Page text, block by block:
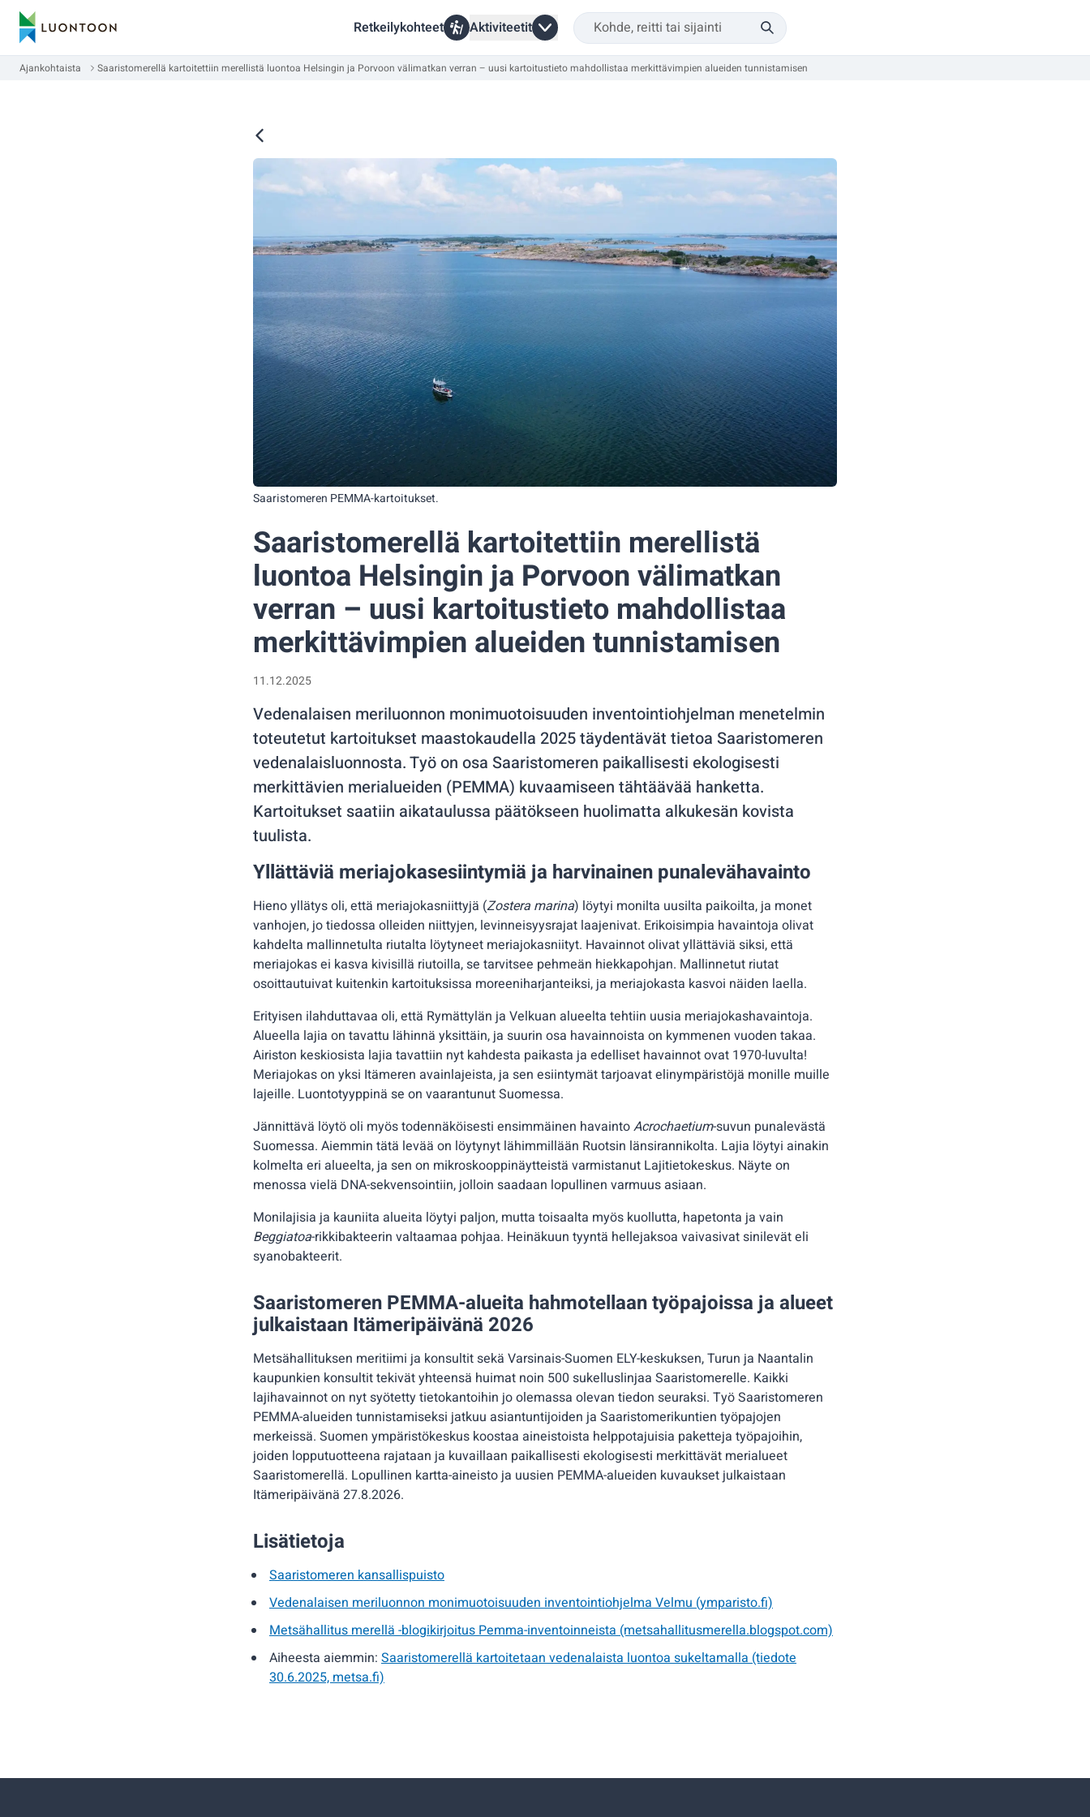
Retkeilykohteet Aktiviteetit
Ajankohtaista Saaristomerellä kartoitettiin merellistä luontoa Helsingin ja Porvoon välimatkan verran – uusi kartoitustieto mahdollistaa merkittävimpien alueiden tunnistamisen
Saaristomeren PEMMA-kartoitukset.
Saaristomerellä kartoitettiin merellistä
luontoa Helsingin ja Porvoon välimatkan
verran – uusi kartoitustieto mahdollistaa
merkittävimpien alueiden tunnistamisen
11.12.2025
Vedenalaisen meriluonnon monimuotoisuuden inventointiohjelman menetelmin
toteutetut kartoitukset maastokaudella 2025 täydentävät tietoa Saaristomeren
vedenalaisluonnosta. Työ on osa Saaristomeren paikallisesti ekologisesti
merkittävien merialueiden (PEMMA) kuvaamiseen tähtäävää hanketta.
Kartoitukset saatiin aikataulussa päätökseen huolimatta alkukesän kovista
tuulista.
Yllättäviä meriajokasesiintymiä ja harvinainen punalevähavainto
Hieno yllätys oli, että meriajokasniittyjä (Zostera marina) löytyi monilta uusilta paikoilta, ja monet
vanhojen, jo tiedossa olleiden niittyjen, levinneisyysrajat laajenivat. Erikoisimpia havaintoja olivat
kahdelta mallinnetulta riutalta löytyneet meriajokasniityt. Havainnot olivat yllättäviä siksi, että
meriajokas ei kasva kivisillä riutoilla, se tarvitsee pehmeän hiekkapohjan. Mallinnetut riutat
osoittautuivat kuitenkin kartoituksissa moreeniharjanteiksi, ja meriajokasta kasvoi näiden laella.
Erityisen ilahduttavaa oli, että Rymättylän ja Velkuan alueelta tehtiin uusia meriajokashavaintoja.
Alueella lajia on tavattu lähinnä yksittäin, ja suurin osa havainnoista on kymmenen vuoden takaa.
Airiston keskiosista lajia tavattiin nyt kahdesta paikasta ja edelliset havainnot ovat 1970-luvulta!
Meriajokas on yksi Itämeren avainlajeista, ja sen esiintymät tarjoavat elinympäristöjä monille muille
lajeille. Luontotyyppinä se on vaarantunut Suomessa.
Jännittävä löytö oli myös todennäköisesti ensimmäinen havaintoAcrochaetium-suvun punalevästä
Suomessa. Aiemmin tätä levää on löytynyt lähimmillään Ruotsin länsirannikolta. Lajia löytyi ainakin
kolmelta eri alueelta, ja sen on mikroskooppinäytteistä varmistanut Lajitietokeskus. Näyte on
menossa vielä DNA-sekvensointiin, jolloin saadaan lopullinen varmuus asiaan.
Monilajisia ja kauniita alueita löytyi paljon, mutta toisaalta myös kuollutta, hapetonta ja vain
Beggiatoa-rikkibakteerin valtaamaa pohjaa. Heinäkuun tyyntä hellejaksoa vaivasivat sinilevät eli
syanobakteerit.
Saaristomeren PEMMA-alueita hahmotellaan työpajoissa ja alueet
julkaistaan Itämeripäivänä 2026
Metsähallituksen meritiimi ja konsultit sekä Varsinais-Suomen ELY-keskuksen, Turun ja Naantalin
kaupunkien konsultit tekivät yhteensä huimat noin 500 sukelluslinjaa Saaristomerelle. Kaikki
lajihavainnot on nyt syötetty tietokantoihin jo olemassa olevan tiedon seuraksi. Työ Saaristomeren
PEMMA-alueiden tunnistamiseksi jatkuu asiantuntijoiden ja Saaristomerikuntien työpajojen
merkeissä. Suomen ympäristökeskus koostaa aineistoista helppotajuisia paketteja työpajoihin,
joiden lopputuotteena rajataan ja kuvaillaan paikallisesti ekologisesti merkittävät merialueet
Saaristomerellä. Lopullinen kartta-aineisto ja uusien PEMMA-alueiden kuvaukset julkaistaan
Itämeripäivänä 27.8.2026.
Lisätietoja
Saaristomeren kansallispuisto
Vedenalaisen meriluonnon monimuotoisuuden inventointiohjelma Velmu (ymparisto.fi)
Metsähallitus merellä -blogikirjoitus Pemma-inventoinneista (metsahallitusmerella.blogspot.com)
Aiheesta aiemmin: Saaristomerellä kartoitetaan vedenalaista luontoa sukeltamalla (tiedote
30.6.2025, metsa.fi)